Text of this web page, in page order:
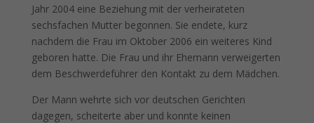
Jahr 2004 eine Beziehung mit der verheirateten
sechsfachen Mutter begonnen. Sie endete, kurz
nachdem die Frau im Oktober 2006 ein weiteres Kind
geboren hatte. Die Frau und ihr Ehemann verweigerten
dem Beschwerdeführer den Kontakt zu dem Mädchen.
Der Mann wehrte sich vor deutschen Gerichten
dagegen, scheiterte aber und konnte keinen